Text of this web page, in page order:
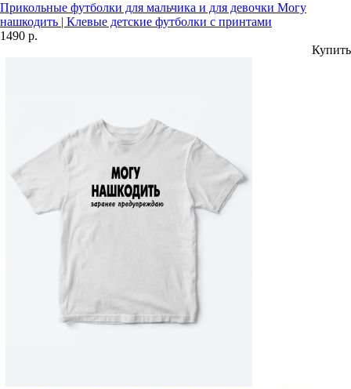
Прикольные футболки для мальчика и для девочки Могу
нашкодить | Клевые детские футболки с принтами
1490 р.
Купить